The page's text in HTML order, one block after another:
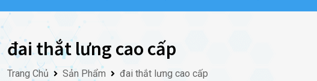
đai thắt lưng cao cấp
Trang Chủ Sản Phẩm đai thắt lưng cao cấp